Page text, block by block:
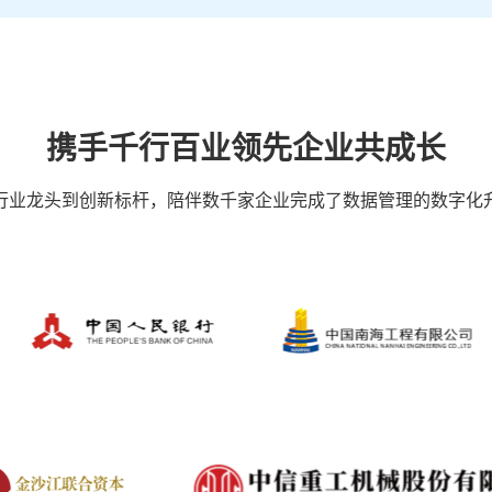
携手千行百业领先企业共成长
业龙头到创新标杆，陪伴数千家企业完成了数据管理的数字化